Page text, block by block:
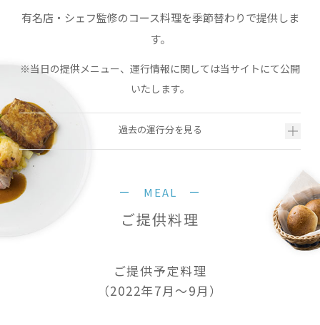
有名店・シェフ監修のコース料理を季節替わりで提供しま
す。
※当日の提供メニュー、運行情報に関しては当サイトにて公開
いたします。
過去の運行分を見る
ー MEAL ー
ご提供料理
ご提供予定料理
（2022年7月～9月）